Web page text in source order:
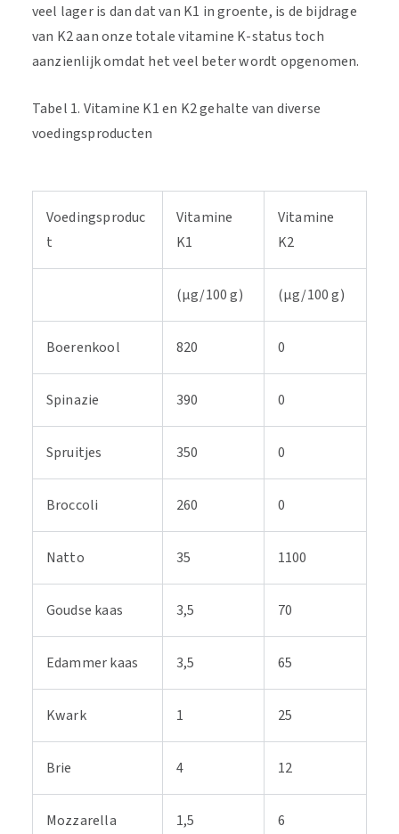
veel lager is dan dat van K1 in groente, is de bijdrage
van K2 aan onze totale vitamine K-status toch
aanzienlijk omdat het veel beter wordt opgenomen.
Tabel 1. Vitamine K1 en K2 gehalte van diverse
voedingsproducten
Voedingsproduc
t
Vitamine
K1
Vitamine
K2
(µg/100 g) (µg/100 g)
Boerenkool 820 0
Spinazie 390 0
Spruitjes 350 0
Broccoli 260 0
Natto 35 1100
Goudse kaas 3,5 70
Edammer kaas 3,5 65
Kwark 1 25
Brie 4 12
Mozzarella 1,5 6